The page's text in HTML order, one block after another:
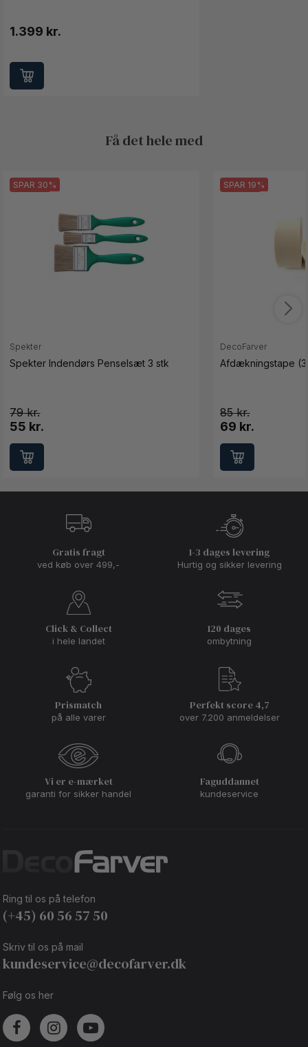
1.399 kr.
Få det hele med
SPAR 30%
Spekter
Spekter Indendørs Penselsæt 3 stk
79
55 kr.
SPAR 19%
DecoFarver
Afdækningstape
85
69 kr.
Gratis fragt
ved køb over 499,-
1-3 dages levering
Hurtig og sikker levering
Click & Collect
i hele landet
120 dages
ombytning
Prismatch
på alle varer
Perfekt score 4,7
over 7.200 anmeldelser
Vi er e-mærket
garanti for sikker handel
Faguddannet
kundeservice
Ring til os på telefon
(+45) 60 56 57 50
Skriv til os på mail
kundeservice@decofarver.dk
Følg os her